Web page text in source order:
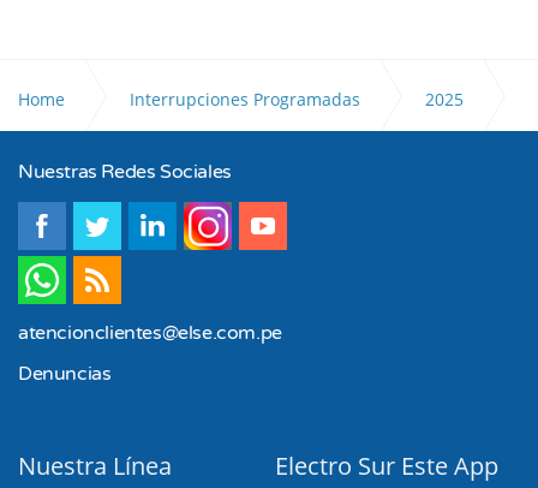
Home Interrupciones Programadas 2025
Setiembre
Nuestras Redes Sociales
atencionclientes@else.com.pe
Denuncias
Nuestra Línea
Electro Sur Este App